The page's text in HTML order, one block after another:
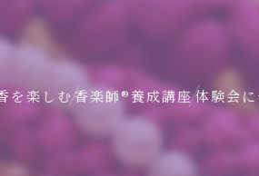
を楽しむ香楽師®養成講座体験会